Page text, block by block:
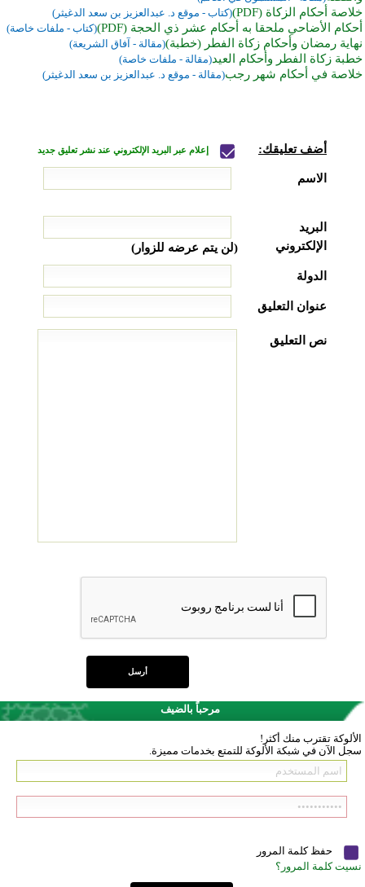
خلاصة أحكام الزكاة (PDF) (كتاب - موقع د. عبدالعزيز بن سعد الدغيثر)
أحكام الأضاحي ملحقا به أحكام عشر ذي الحجة (PDF) (كتاب - ملفات خاصة)
نهاية رمضان وأحكام زكاة الفطر (خطبة)(مقالة - آفاق الشريعة)
خطبة زكاة الفطر وأحكام العيد(مقالة - ملفات خاصة)
خلاصة في أحكام شهر رجب(مقالة - موقع د. عبدالعزيز بن سعد الدغيثر)
أضف تعليقك: إعلام عبر البريد الإلكتروني عند نشر تعليق جديد
الاسم
البريد
الإلكتروني
(لن يتم عرضه للزوار)
الدولة
عنوان التعليق
نص التعليق
مرحباً بالضيف
الألوكة تقترب منك أكثر!
سجل الآن في شبكة الألوكة للتمتع بخدمات مميزة.
حفظ كلمة المرور
نسيت كلمة المرور؟